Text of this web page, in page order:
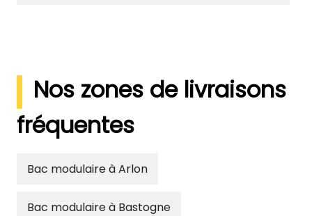
Nos zones de livraisons
fréquentes
Bac modulaire à Arlon
Bac modulaire à Bastogne